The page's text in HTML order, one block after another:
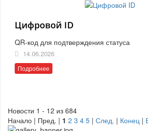
Цифровой ID
QR-код для подтверждения статуса
14.06.2026
Подробнее
Новости 1 - 12 из 684
Начало | Пред. | 1 2 3 4 5 | След. | Конец |